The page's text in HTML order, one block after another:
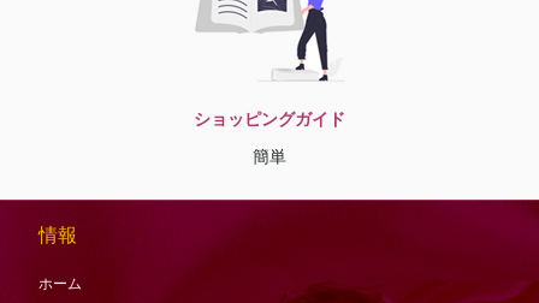
ショッピングガイド
簡単
情報
ホーム